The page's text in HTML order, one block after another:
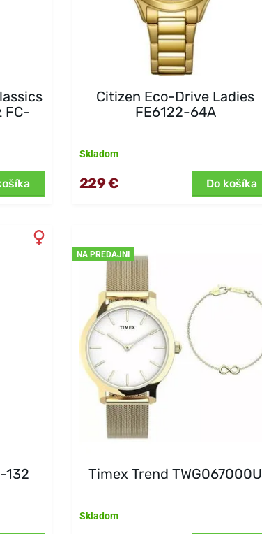
FC-
Citizen Eco-Drive Ladies
FE6122-64A
Skladom
229 € Do košíka
132
NA PREDAJNI
Timex Trend TWG067000U
Skladom